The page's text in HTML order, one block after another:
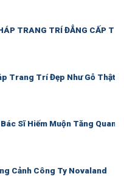
TRANG TRÍ ĐẲNG CẤP
Trang Trí Đẹp Như Gỗ Thật,
Sĩ Hiếm Muộn Tăng
Cảnh Công Ty Novaland